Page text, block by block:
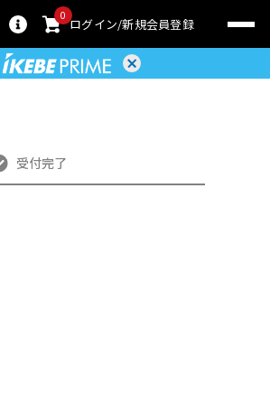
0
ログイン 新規会員登録
受付完了